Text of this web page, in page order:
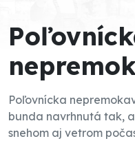
Poľovnícka
bunda navrhnutá tak,
snehom aj vetrom